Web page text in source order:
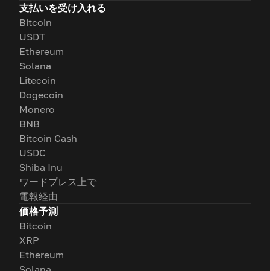
支払いを受け入れる
Bitcoin
USDT
Ethereum
Solana
Litecoin
Dogecoin
Monero
BNB
Bitcoin Cash
USDC
Shiba Inu
ワードプレス上で
電報経由
価格予測
Bitcoin
XRP
Ethereum